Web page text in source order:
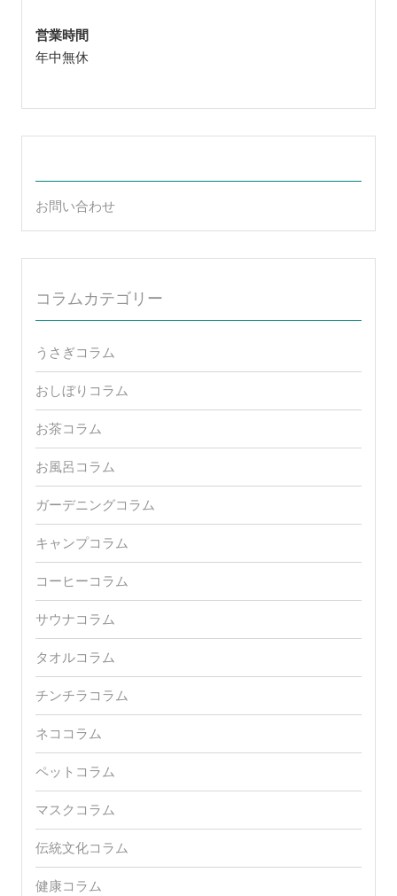
営業時間
年中無休
お問い合わせ
コラムカテゴリー
うさぎコラム
おしぼりコラム
お茶コラム
お風呂コラム
ガーデニングコラム
キャンプコラム
コーヒーコラム
サウナコラム
タオルコラム
チンチラコラム
ネココラム
ペットコラム
マスクコラム
伝統文化コラム
健康コラム